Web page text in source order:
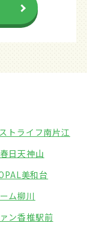
トライフ南片江
日天神山
美和台
ム柳川
ン香椎駅前